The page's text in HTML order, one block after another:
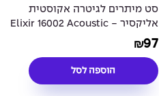
סט מיתרים לגיטרה אקוסטית
אליקסיר - Elixir 16002 Acoustic
Phosphor Bronze NANOWEB®
₪97
הוספה לסל